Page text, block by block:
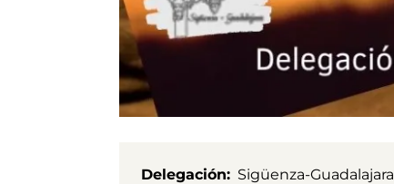
Delegación
Sigüenza-Guadalajara